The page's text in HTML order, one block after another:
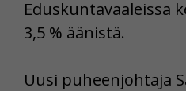
Eduskuntavaaleissa
3,5 % äänistä.
Uusi puheenjohtaja